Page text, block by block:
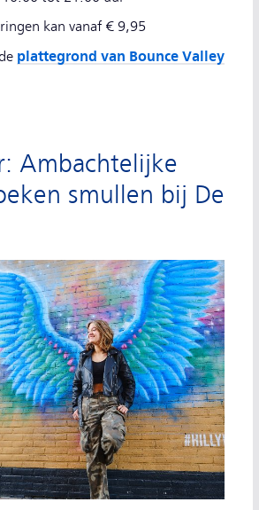
kan vanaf € 9,95
plattegrond van Bounce Valley
Ambachtelijke
smullen bij De